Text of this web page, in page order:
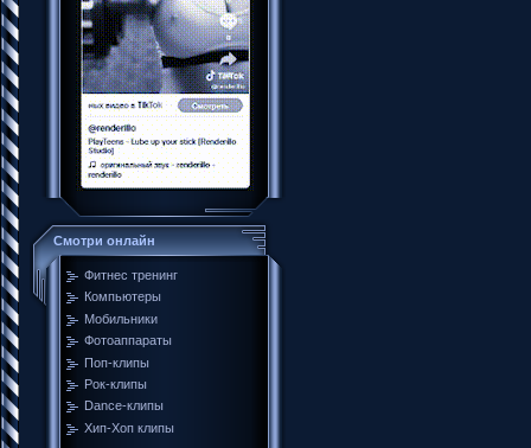
Смотри онлайн
Фитнес тренинг
Компьютеры
Мобильники
Фотоаппараты
Поп-клипы
Рок-клипы
Dance-клипы
Хип-Хоп клипы